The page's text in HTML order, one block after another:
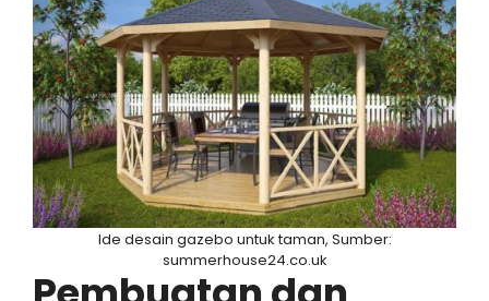
Ide desain gazebo untuk taman, Sumber:
summerhouse24.co.uk